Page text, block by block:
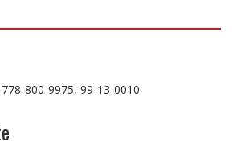
800-9975, 99-13-0010